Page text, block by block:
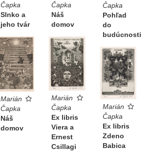
Čapka
Náš
domov
Čapka
Slnko a
jeho tvár
Čapka
Pohľad
do
budúcnosti
Marián
Čapka
Náš
domov
Marián
Čapka
Ex libris
Viera a
Ernest
Csillagi
Marián
Čapka
Ex libris
Zdeno
Babica